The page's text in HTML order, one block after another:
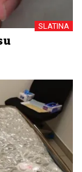
SLATINA